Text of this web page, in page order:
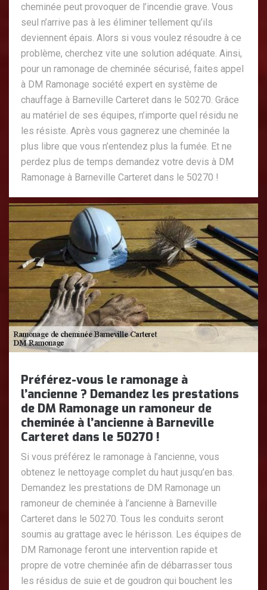
cheminée peut provoquer de l’incendie grave. Vous
seul n’arrive pas à les éliminer tellement qu’ils
deviennent épais. Alors si vous voulez résoudre à ce
problème, cherchez vite une solution adéquate. Ainsi,
pour un ramonage de cheminée sécurisé, faites appel
à DM Ramonage société expert en système de
chauffage à Barneville Carteret dans le 50270. Grâce
au matériel de ses équipes, n’importe quel résidu ne
les résiste. Après vous gagnerez une cheminée la
plus libre que vous n’entendez plus la fumée. Et ne
perdez plus de temps demandez votre devis à DM
Ramonage à Barneville Carteret dans le 50270 !
Préférez-vous le ramonage à
l’ancienne ? Demandez les prestations
de DM Ramonage un ramoneur de
cheminée à l’ancienne à Barneville
Carteret dans le 50270 !
Si vous préférez le ramonage à l’ancienne, vous
obtenez le nettoyage complet du haut jusqu’en bas.
Demandez les prestations de DM Ramonage un
ramoneur de cheminée à l’ancienne à Barneville
Carteret dans le 50270. Tous les conduits seront
soumis au grattage avec le hérisson. Les équipes de
DM Ramonage feront une intervention rapide et
propre de votre cheminée afin de débarrasser tous
les résidus de suie et de goudron qui bouchent les